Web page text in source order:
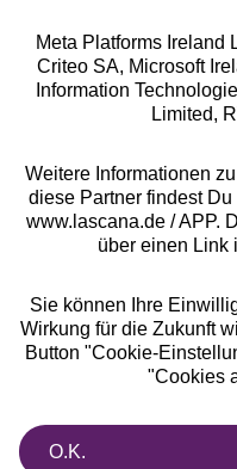
Alle Preise inkl. MwSt., zzgl.
** Bonität vorausgesetzt, berechtigt
Meta Platforms Ireland
Criteo SA, Microsoft
Information
Limited,
Weitere Informationen
diese Partner findest
www.lascana.de / APP.
über einen Link
Sie können Ihre
Wirkung für die Zukunft
Button "Cookie-
"Cookies
O.K.